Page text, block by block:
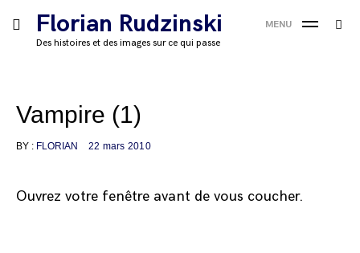
SkipFlorian Rudzinski
Des histoires et des images sur ce qui passe
toggle
open/close
MENU
Vampire (1)
BY : FLORIAN 22 mars 2010
Ouvrez votre fenêtre avant de vous coucher.